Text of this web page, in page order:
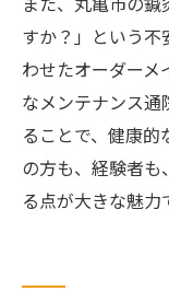
また、丸亀市の
すか？」という
わせたオーダーメ
なメンテナンス
ることで、健康
の方も、経験者
る点が大きな魅力